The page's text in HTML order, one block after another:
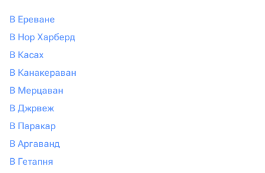
В Ереване
В Нор Харберд
В Касах
В Канакераван
В Мерцаван
В Джрвеж
В Паракар
В Аргаванд
В Гетапня